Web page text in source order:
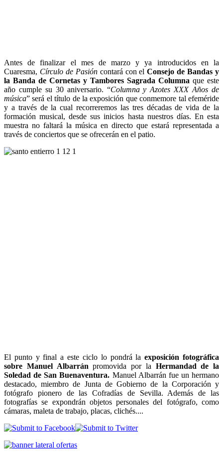
Antes de finalizar el mes de marzo y ya introducidos en la
Cuaresma, Círculo de Pasióncontará con elConsejo de Bandas y
la Banda de Cornetas y Tambores Sagrada Columna que este
año cumple su 30 aniversario. “Columna y Azotes XXX Años de
música” será el título de la exposición que conmemore tal efeméride
y a través de la cual recorreremos las tres décadas de vida de la
formación musical, desde sus inicios hasta nuestros días. En esta
muestra no faltará la música en directo que estará representada a
través de conciertos que se ofrecerán en el patio.
El punto y final a este ciclo lo pondrá laexposición fotográfica
sobre Manuel Albarrán promovida por la Hermandad de la
Soledad de San Buenaventura. Manuel Albarrán fue un hermano
destacado, miembro de Junta de Gobierno de la Corporación y
fotógrafo pionero de las Cofradías de Sevilla. Además de las
fotografías se expondrán objetos personales del fotógrafo, como
cámaras, maleta de trabajo, placas, clichés....